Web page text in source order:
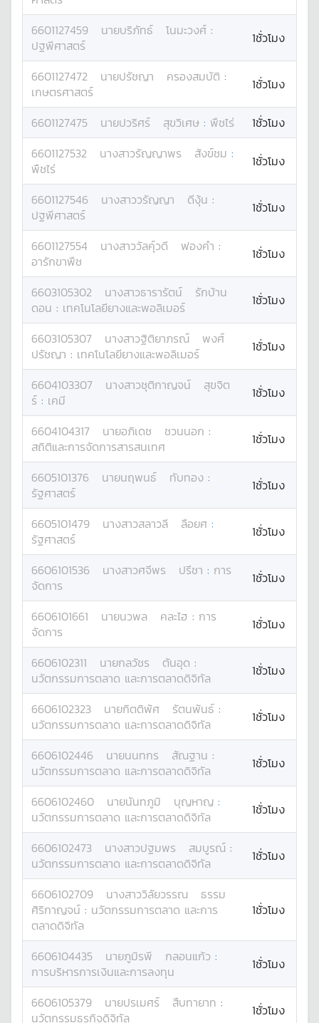
6601127459
นายบริภัทธ์ โนมะวงศ์ :
ปฐพีศาสตร์
1ชั่วโมง
6601127472 นายปรัชญา ครองสมบัติ :
เกษตรศาสตร์
1ชั่วโมง
6601127475 นายปวริศร์ สุขวิเศษ : พืชไร่
1ชั่วโมง
6601127532
นางสาวรัญญาพร สังข์ชม :
พืชไร่
1ชั่วโมง
6601127546 นางสาววรัญญา ดีงุ้น :
ปฐพีศาสตร์
1ชั่วโมง
6601127554 นางสาววัลคุ์วดี ฟองคำ :
อารักขาพืช
1ชั่วโมง
6603105302 นางสาวธารารัตน์
รักบ้าน
ดอน : เทคโนโลยียางและพอลิเมอร์ 1ชั่วโมง
6603105307 นางสาวฐิติยาภรณ์
พงศ์
ปรัชญา : เทคโนโลยียางและพอลิเมอร์ 1ชั่วโมง
6604103307 นางสาวชุติกาญจน์
สุขจิต
ร์ : เคมี 1ชั่วโมง
6604104317 นายอภิเดช ชวนนอก :
สถิติและการจัดการสารสนเทศ
1ชั่วโมง
6605101376 นายนฤพนธ์ ทับทอง :
รัฐศาสตร์
1ชั่วโมง
6605101479 นางสาวสลาวลี ลือยศ :
รัฐศาสตร์
1ชั่วโมง
6606101536 นางสาวศจีพร ปรีชา : การ
จัดการ
1ชั่วโมง
6606101661 นายนวพล คละไฮ : การ
จัดการ
1ชั่วโมง
6606102311 นายกลวัชร ตันอุด :
นวัตกรรมการตลาด และการตลาดดิจิทัล
1ชั่วโมง
6606102323 นายกิตติพัศ รัตนพันธ์ :
นวัตกรรมการตลาด และการตลาดดิจิทัล
1ชั่วโมง
6606102446 นายนนทกร สัณฐาน :
นวัตกรรมการตลาด และการตลาดดิจิทัล
1ชั่วโมง
6606102460 นายนันทภูมิ บุญหาญ :
นวัตกรรมการตลาด และการตลาดดิจิทัล
1ชั่วโมง
6606102473 นางสาวปฐมพร สมบูรณ์ :
นวัตกรรมการตลาด และการตลาดดิจิทัล
1ชั่วโมง
6606102709 นางสาววิลัยวรรณ
ธรรม
ศิริกาญจน์ : นวัตกรรมการตลาด และการ
ตลาดดิจิทัล
1ชั่วโมง
6606104435 นายภูมิรพี กลอนแก้ว :
การบริหารการเงินและการลงทุน
1ชั่วโมง
6606105379 นายปรเมศร์ สืบทายาท :
นวัตกรรมธุรกิจดิจิทัล
1ชั่วโมง